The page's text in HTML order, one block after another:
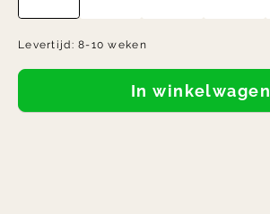
Levertijd:8-10 weken
In winkelwagen